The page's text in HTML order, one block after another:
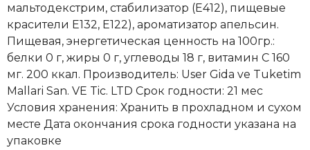
мальтодекстрим, стабилизатор (Е412), пищевые
красители Е132, Е122), ароматизатор апельсин.
Пищевая, энергетическая ценность на 100гр.:
белки 0 г, жиры 0 г, углеводы 18 г, витамин С 160
мг. 200 ккал. Производитель: User Gida ve Tuketim
Mallari San. VE Tic. LTD Срок годности: 21 мес
Условия хранения: Хранить в прохладном и сухом
месте Дата окончания срока годности указана на
упаковке